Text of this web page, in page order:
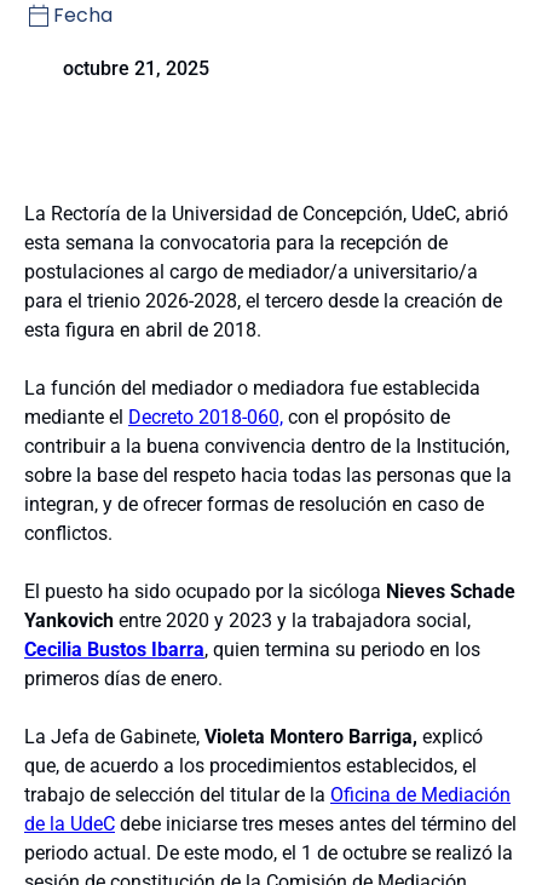
Fecha
octubre 21, 2025
La Rectoría de la Universidad de Concepción, UdeC, abrió
esta semana la convocatoria para la recepción de
postulaciones al cargo de mediador/a universitario/a
para el trienio 2026-2028, el tercero desde la creación de
esta figura en abril de 2018.
La función del mediador o mediadora fue establecida
mediante el Decreto 2018-060, con el propósito de
contribuir a la buena convivencia dentro de la Institución,
sobre la base del respeto hacia todas las personas que la
integran, y de ofrecer formas de resolución en caso de
conflictos.
El puesto ha sido ocupado por la sicóloga Nieves Schade
Yankovich entre 2020 y 2023 y la trabajadora social,
Cecilia Bustos Ibarra, quien termina su periodo en los
primeros días de enero.
La Jefa de Gabinete, Violeta Montero Barriga, explicó
que, de acuerdo a los procedimientos establecidos, el
trabajo de selección del titular de la Oficina de Mediación
de la UdeC debe iniciarse tres meses antes del término del
periodo actual. De este modo, el 1 de octubre se realizó la